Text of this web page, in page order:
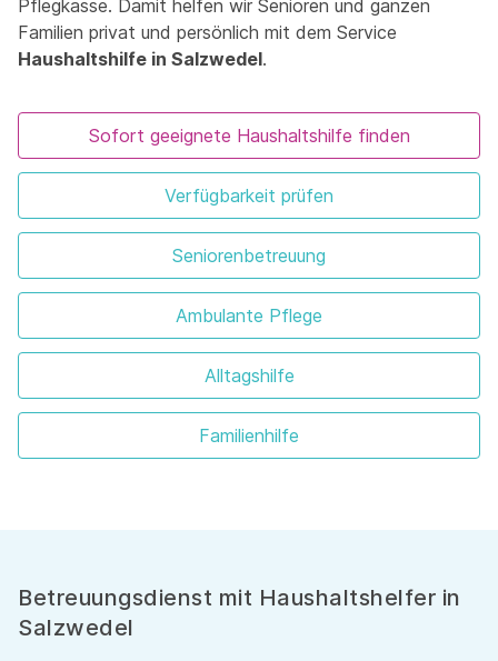
Pflegkasse. Damit helfen wir Senioren und ganzen
Familien privat und persönlich mit dem Service
Haushaltshilfe in Salzwedel.
Sofort geeignete Haushaltshilfe finden
Verfügbarkeit prüfen
Seniorenbetreuung
Ambulante Pflege
Alltagshilfe
Familienhilfe
Betreuungsdienst mit Haushaltshelfer in
Salzwedel